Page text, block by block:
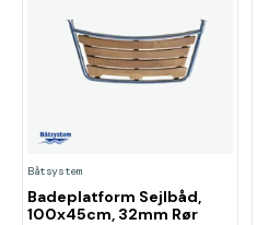
Båtsystem
Badeplatform Sejlbåd,
100x45cm, 32mm Rør